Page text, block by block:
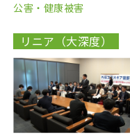
公害・健康被害
リニア（大深度）